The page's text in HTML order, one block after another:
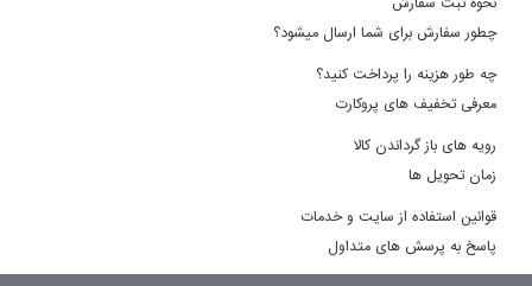
چطور سفارش برای شما ارسال میشود؟
چه طور هزینه را پرداخت کنید؟
معرفی تخفیف های پروکارت
رویه های باز گرداندن کالا
زمان تحویل ها
قوانین استفاده از سایت و خدمات
پاسخ به پرسش های متداول